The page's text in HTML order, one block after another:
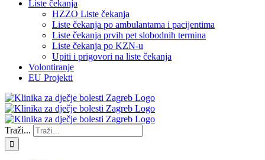
Liste čekanja
HZZO Liste čekanja
Liste čekanja po ambulantama i pacijentima
Liste čekanja prvih pet slobodnih termina
Liste čekanja po KZN-u
Upiti i prigovori na liste čekanja
Volontiranje
EU Projekti
Traži...